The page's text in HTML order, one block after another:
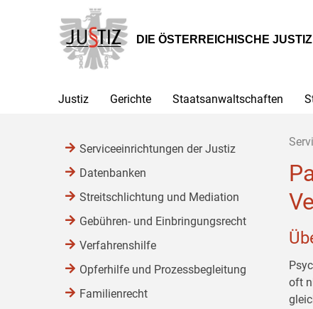
Hauptnavigation
[1]
Inhalt
[2]
Untermenü
[3]
DIE ÖSTERREICHISCHE JUSTIZ
Justiz Gerichte Staatsanwaltschaften
oft
Serviceeinrichtungen der Justiz
Datenbanken
Streitschlichtung und Mediation
Gebühren- und Einbringungsrecht
Verfahrenshilfe
Opferhilfe und Prozessbegleitung
Familienrecht